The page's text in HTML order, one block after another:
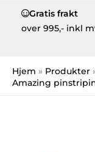
Gratis frakt
over 995,- inkl
Hjem Produkter
Amazing